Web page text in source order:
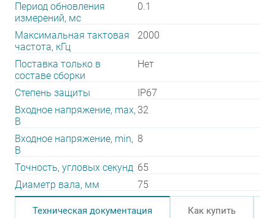
Период обновления
измерений, мс
0.1
Максимальная тактовая
частота, кГц
2000
Поставка только в
составе сборки
Нет
Степень защиты
IP67
Входное напряжение, max,
В
32
Входное напряжение, min,
В
8
Точность, угловых секунд 65
Диаметр вала, мм
75
Техническая документация Как купить